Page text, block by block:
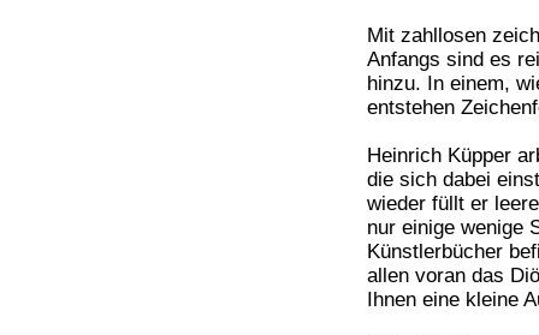
Mit zahllosen
Anfangs sind es
hinzu. In einem,
entstehen
Heinrich Küpper
die sich dabei
wieder füllt er
nur einige wenige
Künstlerbücher
allen voran das
Ihnen eine kleine